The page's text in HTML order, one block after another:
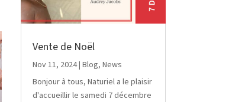
Vente de Noël
Nov 11, 2024| Blog, News
Bonjour à tous, Naturiel a le plaisir
d'accueillir le samedi 7 décembre